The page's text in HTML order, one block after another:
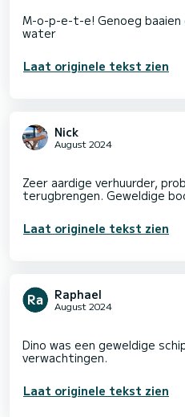
M-o-p-e-t-e! Genoeg baaien
Laat originele tekst zien
Nick
August 2024
Zeer aardige verhuurder,
Laat originele tekst zien
Raphael
August 2024
Dino was een geweldige
Laat originele tekst zien